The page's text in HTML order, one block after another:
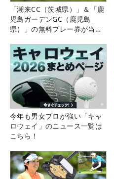
「潮来CC（茨城県）」＆「鹿
児島ガーデンGC（鹿児島
県）」の無料プレー券が当た
今年も男女プロが強い「キャ
ロウェイ」のニュース一覧は
こちら！